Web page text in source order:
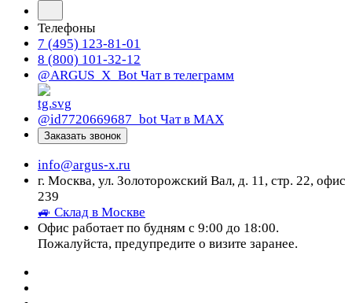
Телефоны
7 (495) 123-81-01
8 (800) 101-32-12
@ARGUS_X_Bot Чат в телеграмм
@id7720669687_bot Чат в МАХ
Заказать звонок
info@argus-x.ru
г. Москва, ул. Золоторожский Вал, д. 11, стр. 22, офис
239
🚙 Склад в Москве
Офис работает по будням с 9:00 до 18:00.
Пожалуйста, предупредите о визите заранее.